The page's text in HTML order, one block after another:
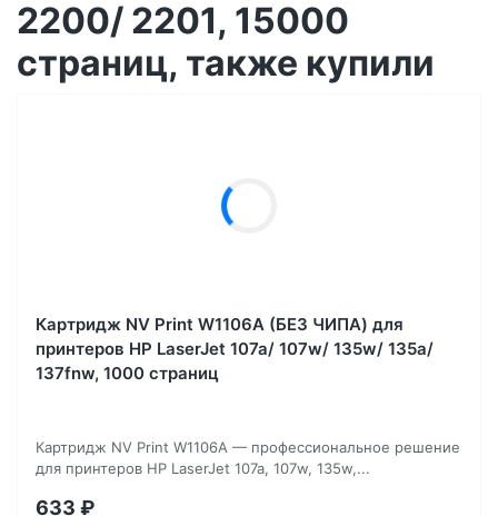
2200/ 2201, 15000
страниц, также купили
Картридж NV Print W1106A (БЕЗ ЧИПА) для
принтеров HP LaserJet 107a/ 107w/ 135w/ 135a/
137fnw, 1000 страниц
Картридж NV Print W1106A — профессиональное решение
для принтеров HP LaserJet 107a, 107w, 135w,...
633 ₽